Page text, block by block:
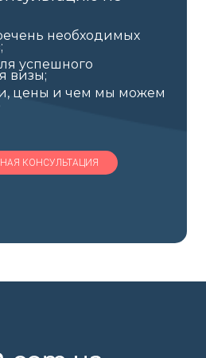
необходимых
успешного
визы;
цены и чем мы можем